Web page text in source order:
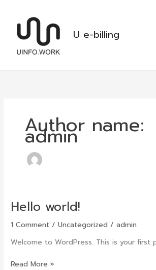
content
U e-billing
Author name:
admin
Hello world!
1 Comment /Uncategorized /admin
Welcome to WordPress. This is your first
Hello
Read More »